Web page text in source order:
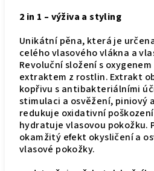
2 in 1 – výživa a styling
Unikátní pěna, která je
celého vlasového vlákna a
Revoluční složení s
extraktem z rostlin. Extrakt
kopřivu s antibakteriálními
stimulaci a osvěžení, piniový
redukuje oxidativní
hydratuje vlasovou pokožku.
okamžitý efekt okysličení a
vlasové pokožky.